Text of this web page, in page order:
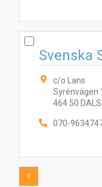
Svenska
c/o Lans
Syrénvägen
464 50
070-
1